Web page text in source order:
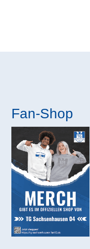
Fan-Shop